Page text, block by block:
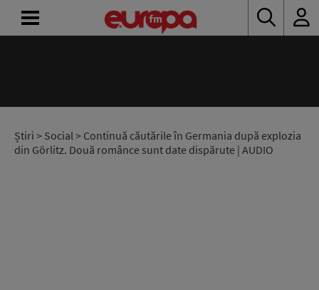
Știri > Social> Continuă căutările în Germania după explozia
din Görlitz. Două românce sunt date dispărute | AUDIO
RADIO